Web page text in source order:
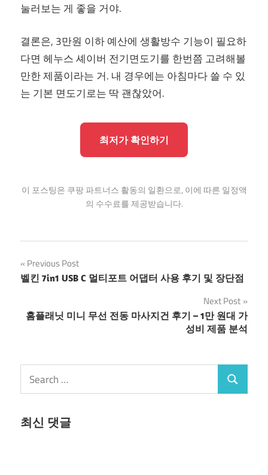
눌러보는 게 좋을 거야.
결론은, 3만원 이하 예산에 생활방수 기능이 필요하
다면 헤누스 셰이버 전기면도기를 한번쯤 고려해볼
만한 제품이라는 거. 내 경우에는 아침마다 쓸 수 있
는 기본 면도기로는 딱 괜찮았어.
최저가 확인하기
이 포스팅은 쿠팡 파트너스 활동의 일환으로, 이에 따른 일정액
의 수수료를 제공받습니다.
글
탐
색
Previous Post
벨킨 7in1 USB C 멀티포트 어댑터 사용 후기 및 장단점
Next Post
홈플래닛 미니 무선 전동 마사지건 후기 – 1만 원대 가
성비 제품 분석
Search
for:
Search
최신 댓글